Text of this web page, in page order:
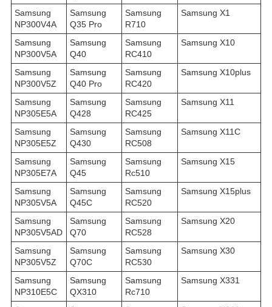
Samsung
NP300V4A
Samsung
Q35 Pro
Samsung
R710
Samsung X1
Samsung
NP300V5A
Samsung
Q40
Samsung
RC410
Samsung X10
Samsung
NP300V5Z
Samsung
Q40 Pro
Samsung
RC420
Samsung X10plus
Samsung
NP305E5A
Samsung
Q428
Samsung
RC425
Samsung X11
Samsung
NP305E5Z
Samsung
Q430
Samsung
RC508
Samsung X11C
Samsung
NP305E7A
Samsung
Q45
Samsung
Rc510
Samsung X15
Samsung
NP305V5A
Samsung
Q45C
Samsung
RC520
Samsung X15plus
Samsung
NP305V5AD
Samsung
Q70
Samsung
RC528
Samsung X20
Samsung
NP305V5Z
Samsung
Q70C
Samsung
RC530
Samsung X30
Samsung
NP310E5C
Samsung
QX310
Samsung
Rc710
Samsung X331